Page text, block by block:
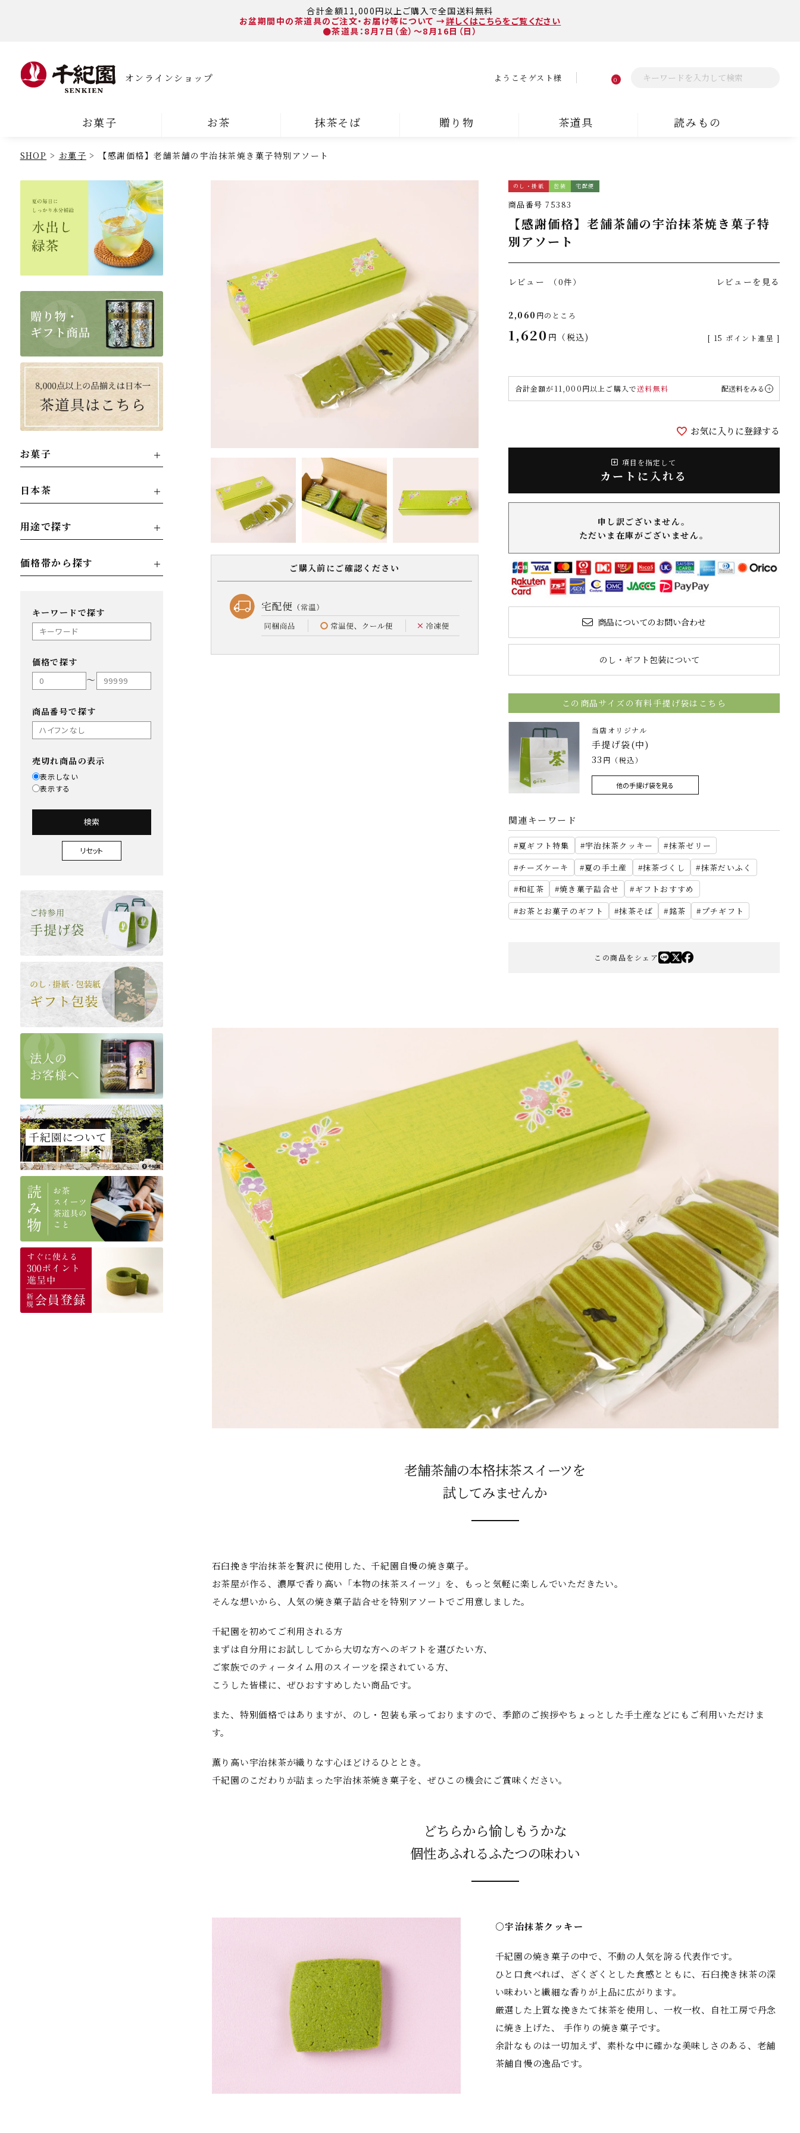
合計金額11,000円以上ご購入で全国送料無料
お盆期間中の茶道具のご注文・お届け等について →詳しくはこちらをご覧ください
●茶道具：8月7日（金）～8月16日（日）
オンラインショップ ようこそゲスト様 0
お菓子 お茶 抹茶そば 贈り物 茶道具 読みもの
SHOP お菓子 【感謝価格】老舗茶舗の宇治抹茶焼き菓子特別アソート
お菓子
日本茶
用途で探す
価格帯から探す
キーワードで探す
価格で探す
〜
商品番号で探す
売切れ商品の表示
表示しない
表示する
検索
リセット
ご購入前にご確認ください
のし・掛紙 包装 宅配便
商品番号 75383
【感謝価格】老舗茶舗の宇治抹茶焼き菓子特
別アソート
レビュー （0件） レビューを見る
2,060 円のところ
1,620 税込 [ 15 ポイント進呈 ]
合計金額が11,000円以上ご購入で送料無料 配送料をみる
お気に入りに登録する
項目を指定して
カートに入れる
申し訳ございません。
ただいま在庫がございません。
商品についてのお問い合わせ
のし・ギフト包装について
この商品サイズの有料手提げ袋はこちら
当店オリジナル
手提げ袋(中)
33 円（税込）
他の手提げ袋を見る
関連キーワード
夏ギフト特集 宇治抹茶クッキー
抹茶ゼリー
チーズケーキ
夏の手土産 抹茶づくし
抹茶だいふく
和紅茶
焼き菓子詰合せ
ギフトおすすめ
お茶とお菓子のギフト
抹茶そば 銘茶 プチギフト
この商品をシェア
老舗茶舗の本格抹茶スイーツを
試してみませんか
石臼挽き宇治抹茶を贅沢に使用した、千紀園自慢の焼き菓子。
お茶屋が作る、濃厚で香り高い「本物の抹茶スイーツ」を、もっと気軽に楽しんでいただきたい。
そんな想いから、人気の焼き菓子詰合せを特別アソートでご用意しました。
千紀園を初めてご利用される方
まずは自分用にお試ししてから大切な方へのギフトを選びたい方、
ご家族でのティータイム用のスイーツを探されている方、
こうした皆様に、ぜひおすすめしたい商品です。
また、特別価格ではありますが、のし・包装も承っておりますので、季節のご挨拶やちょっとした手土産などにもご利用いただけま
す。
薫り高い宇治抹茶が織りなす心ほどけるひととき。
千紀園のこだわりが詰まった宇治抹茶焼き菓子を、ぜひこの機会にご賞味ください。
どちらから愉しもうかな
個性あふれるふたつの味わい
○宇治抹茶クッキー
千紀園の焼き菓子の中で、不動の人気を誇る代表作です。
ひと口食べれば、ざくざくとした食感とともに、石臼挽き抹茶の深
い味わいと繊細な香りが上品に広がります。
厳選した上質な挽きたて抹茶を使用し、一枚一枚、自社工房で丹念
に焼き上げた、 手作りの焼き菓子です。
余計なものは一切加えず、素朴な中に確かな美味しさのある、老舗
茶舗自慢の逸品です。